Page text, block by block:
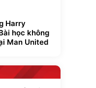
Harry
học không
Man United